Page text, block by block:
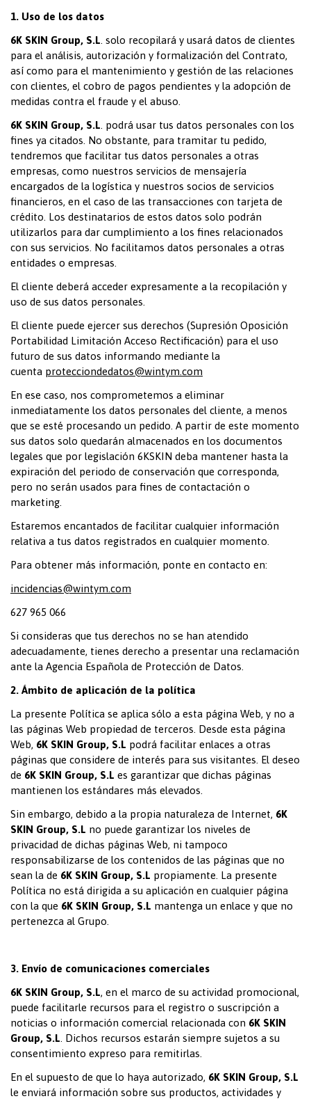
1. Uso de los datos
6K SKIN Group, S.L . solo recopilará y usará datos de clientes
para el análisis, autorización y formalización del Contrato,
así como para el mantenimiento y gestión de las relaciones
con clientes, el cobro de pagos pendientes y la adopción de
medidas contra el fraude y el abuso.
6K SKIN Group, S.L . podrá usar tus datos personales con los
fines ya citados. No obstante, para tramitar tu pedido,
tendremos que facilitar tus datos personales a otras
empresas, como nuestros servicios de mensajería
encargados de la logística y nuestros socios de servicios
financieros, en el caso de las transacciones con tarjeta de
crédito. Los destinatarios de estos datos solo podrán
utilizarlos para dar cumplimiento a los fines relacionados
con sus servicios. No facilitamos datos personales a otras
entidades o empresas.
El cliente deberá acceder expresamente a la recopilación y
uso de sus datos personales.
El cliente puede ejercer sus derechos (Supresión Oposición
Portabilidad Limitación Acceso Rectificación) para el uso
futuro de sus datos informando mediante la
cuenta protecciondedatos@wintym.com
En ese caso, nos comprometemos a eliminar
inmediatamente los datos personales del cliente, a menos
que se esté procesando un pedido. A partir de este momento
sus datos solo quedarán almacenados en los documentos
legales que por legislación 6KSKIN deba mantener hasta la
expiración del periodo de conservación que corresponda,
pero no serán usados para fines de contactación o
marketing.
Estaremos encantados de facilitar cualquier información
relativa a tus datos registrados en cualquier momento.
Para obtener más información, ponte en contacto en:
incidencias@wintym.com
627 965 066
Si consideras que tus derechos no se han atendido
adecuadamente, tienes derecho a presentar una reclamación
ante la Agencia Española de Protección de Datos.
2. Ámbito de aplicación de la política
La presente Política se aplica sólo a esta página Web, y no a
las páginas Web propiedad de terceros. Desde esta página
Web, 6K SKIN Group, S.L podrá facilitar enlaces a otras
páginas que considere de interés para sus visitantes. El deseo
de 6K SKIN Group, S.L es garantizar que dichas páginas
mantienen los estándares más elevados.
Sin embargo, debido a la propia naturaleza de Internet, 6K
SKIN Group, S.L no puede garantizar los niveles de
privacidad de dichas páginas Web, ni tampoco
responsabilizarse de los contenidos de las páginas que no
sean la de 6K SKIN Group, S.L propiamente. La presente
Política no está dirigida a su aplicación en cualquier página
con la que 6K SKIN Group, S.L mantenga un enlace y que no
pertenezca al Grupo.
3. Envío de comunicaciones comerciales
6K SKIN Group, S.L, en el marco de su actividad promocional,
puede facilitarle recursos para el registro o suscripción a
noticias o información comercial relacionada con 6K SKIN
Group, S.L . Dichos recursos estarán siempre sujetos a su
consentimiento expreso para remitirlas.
En el supuesto de que lo haya autorizado, 6K SKIN Group, S.L
le enviará información sobre sus productos, actividades y